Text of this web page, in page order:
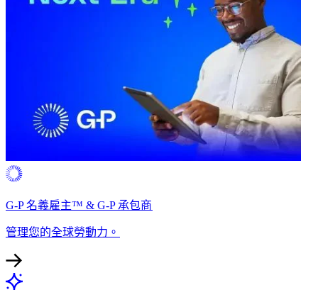
G-P 名義雇主™ & G-P 承包商​​
管理您的全球勞動力。​​